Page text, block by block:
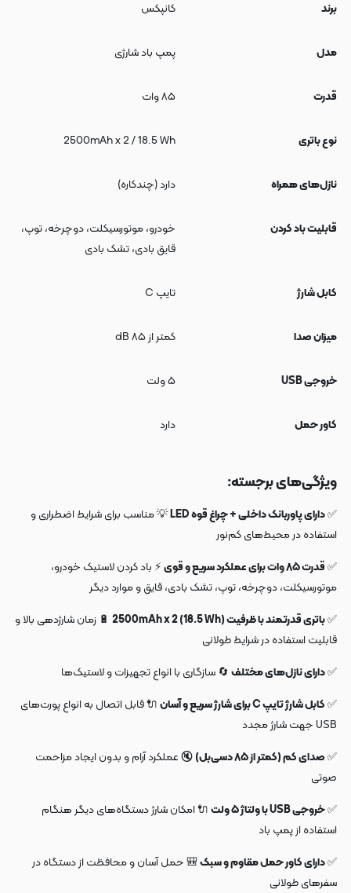
برند کانپکس
مدل پمپ باد شارژی
قدرت ۸۵ وات
نوع باتری 2500mAh x 2 / 18.5 Wh
نازل‌های همراه دارد (چندکاره)
قابلیت باد کردن
خودرو، موتورسیکلت، دوچرخه، توپ،
قایق بادی، تشک بادی
کابل شارژ تایپ C
میزان صدا کمتر از ۸۵ dB
خروجی USB ۵ ولت
کاور حمل دارد
ویژگی‌های برجسته:
✅دارای پاوربانک داخلی + چراغ قوه LED
💡 مناسب برای شرایط اضطراری و
استفاده در محیط‌های کم‌نور
✅قدرت ۸۵ وات برای عملکرد سریع و قوی
⚡ باد کردن لاستیک خودرو،
موتورسیکلت، دوچرخه، توپ، تشک بادی، قایق و موارد دیگر
✅باتری قدرتمند با ظرفیت 2500mAh x 2 (18.5 Wh)
🔋 زمان شارژدهی بالا و
قابلیت استفاده در شرایط طولانی
✅دارای نازل‌های مختلف🔄 سازگاری با انواع تجهیزات و لاستیک‌ها
✅کابل شارژ تایپ C برای شارژ سریع و آسان
🔌 قابل اتصال به انواع پورت‌های
USB جهت شارژ مجدد
✅صدای کم (کمتر از ۸۵ دسی‌بل)
🔇 عملکرد آرام و بدون ایجاد مزاحمت
صوتی
✅خروجی USB با ولتاژ ۵ ولت
🔌 امکان شارژ دستگاه‌های دیگر هنگام
استفاده از پمپ باد
✅دارای کاور حمل مقاوم و سبک🎒 حمل آسان و محافظت از دستگاه در
سفرهای طولانی